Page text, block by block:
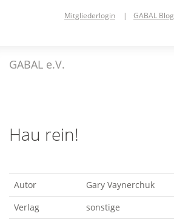
Mitgliederlogin | GABAL Blog
GABAL e.V.
Hau rein!
Autor
Gary Vaynerchuk
Verlag
sonstige